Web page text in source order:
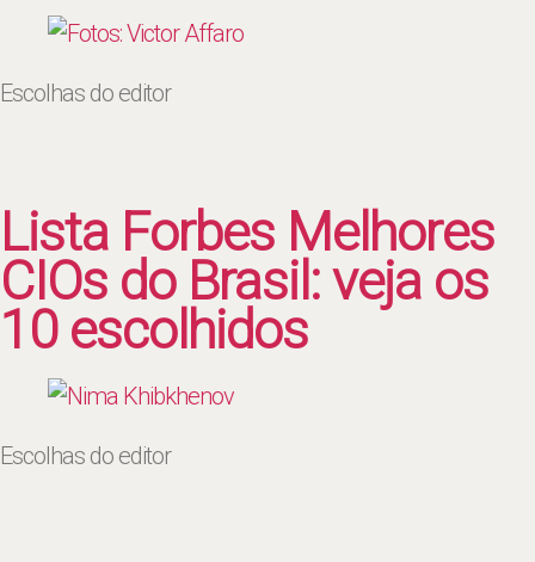
Escolhas do editor
Lista Forbes Melhores
CIOs do Brasil: veja os
10 escolhidos
Escolhas do editor